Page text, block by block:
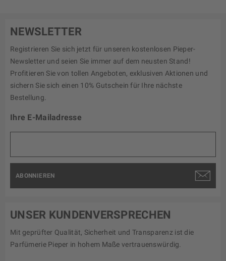
NEWSLETTER
Registrieren Sie sich jetzt für unseren kostenlosen Pieper-
Newsletter und seien Sie immer auf dem neusten Stand!
Profitieren Sie von tollen Angeboten, exklusiven Aktionen und
sichern Sie sich einen 10% Gutschein für Ihre nächste
Bestellung.
Ihre E-Mailadresse
ABONNIEREN
UNSER KUNDENVERSPRECHEN
Mit geprüfter Qualität, Sicherheit und Transparenz ist die
Parfümerie Pieper in hohem Maße vertrauenswürdig.